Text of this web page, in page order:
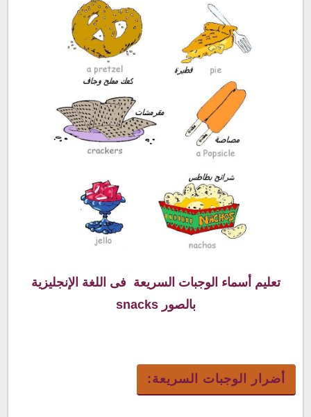
تعليم أسماء الوجبات السريعة فى اللغة الإنجليزية
بالصور snacks
أضرار الوجبات السريعة: